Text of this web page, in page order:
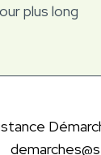
plus long